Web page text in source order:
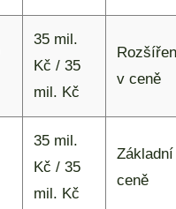
35 mil.
Kč / 35
mil. Kč
v ceně
35 mil.
Kč / 35
mil. Kč
ceně